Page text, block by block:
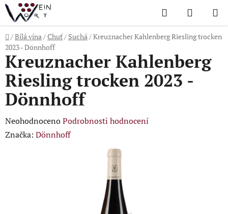
Přejít
na
obsah
Hledat
KOŠÍK
Domů
/Bílá vína/Chuť/ Suchá/Kreuznacher Kahlenberg Riesling trocken
2023 - Dönnhoff
Kreuznacher Kahlenberg
Riesling trocken 2023 -
Dönnhoff
Průměrné
hodnocení
NeohodnocenoPodrobnosti hodnocení
Značka: Dönnhoff